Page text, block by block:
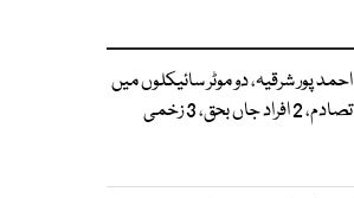
احمد پور شرقیہ، دو موٹر سائیکلوں میں
تصادم، 2 افراد جاں بحق، 3 زخمی